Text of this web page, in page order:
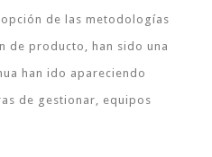
de las metodologías
de producto, han sido una
han ido apareciendo
de gestionar, equipos